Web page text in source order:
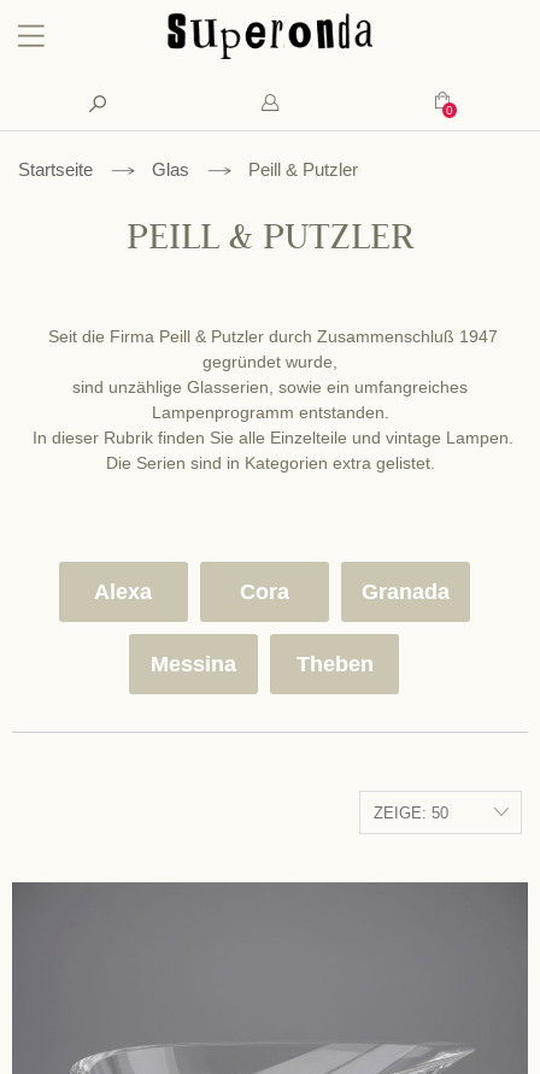
Konto
Mein
Suche
Startseite Glas Peill & Putzler
PEILL & PUTZLER
Seit die Firma Peill & Putzler durch Zusammenschluß 1947
gegründet wurde,
sind unzählige Glasserien, sowie ein umfangreiches
Lampenprogramm entstanden.
In dieser Rubrik finden Sie alle Einzelteile und vintage Lampen.
Die Serien sind in Kategorien extra gelistet.
Alexa Cora Granada
Messina Theben